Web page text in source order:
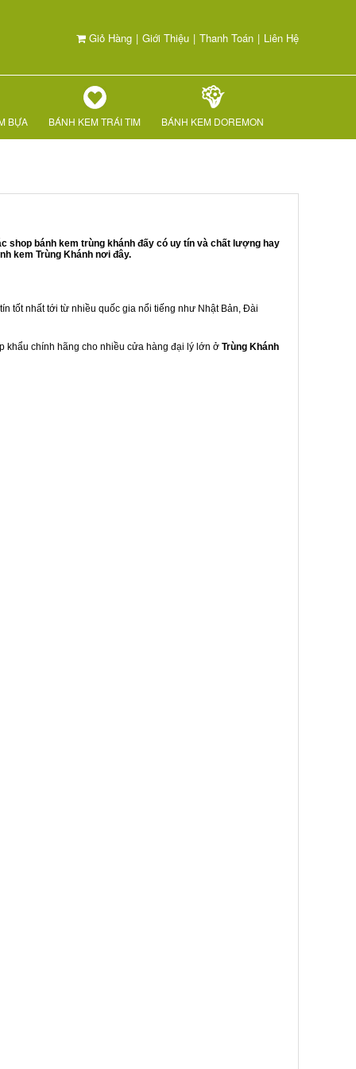
Giỏ Hàng | Giới Thiệu | Thanh Toán | Liên Hệ
BỰA BÁNH KEM TRÁI TIM BÁNH KEM DOREMON
shop bánh kem trùng khánh đấy có uy tín và chất lượng hay
kem Trùng Khánh nơi đây.
tốt nhất tới từ nhiều quốc gia nổi tiếng như Nhật Bản, Đài
khẩu chính hãng cho nhiều cửa hàng đại lý lớn ở Trùng Khánh